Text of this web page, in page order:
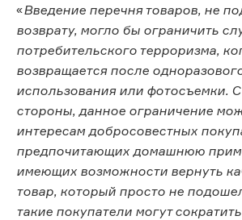
«Введение перечня товаров, не
возврату, могло бы ограничить
потребительского терроризма,
возвращается после
использования или фотосъемки.
стороны, данное ограничение
интересам добросовестных
предпочитающих домашнюю
имеющих возможности вернуть
товар, который просто не
такие покупатели могут